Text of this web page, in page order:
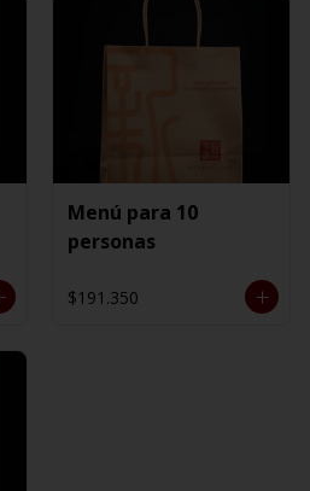
Menú para 10
personas
$191.350